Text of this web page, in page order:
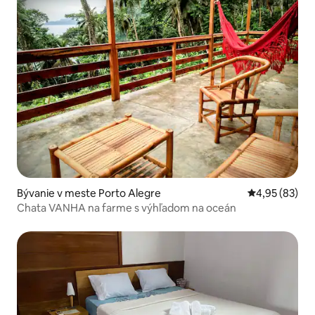
Bývanie v meste Porto Alegre Priemerné
4,95 (83)
Chata VANHA na farme s výhľadom na oceán